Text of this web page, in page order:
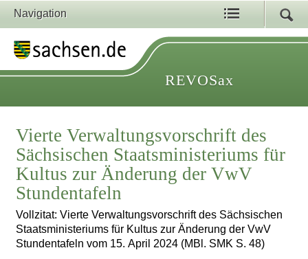
Navigation
REVOSax
Vierte Verwaltungsvorschrift des
Sächsischen Staatsministeriums für
Kultus zur Änderung der VwV
Stundentafeln
Vollzitat: Vierte Verwaltungsvorschrift des Sächsischen
Staatsministeriums für Kultus zur Änderung der VwV
Stundentafeln vom 15. April 2024 (MBl. SMK S. 48)